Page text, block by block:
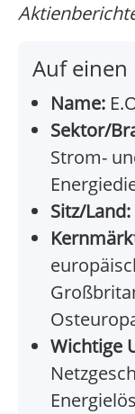
Auf einen
Name:
Sektor/
Strom-
Sitz/Land:
Wichtige